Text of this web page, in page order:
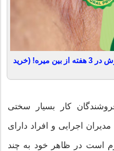
جای هر زخم و بخیه با این روش در 3 هفته از بین میره! (خرید
کار بسیار سختی
اجرایی و افراد دارای
است در ظاهر خود به چند